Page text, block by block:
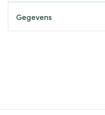
Gegevens